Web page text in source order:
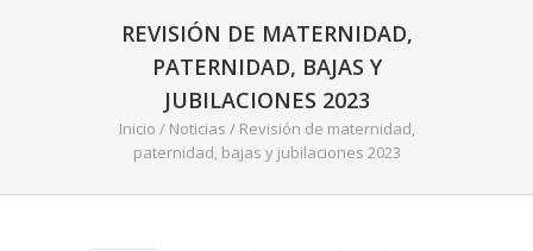
REVISIÓN DE MATERNIDAD,
PATERNIDAD, BAJAS Y
JUBILACIONES 2023
Inicio / Noticias / Revisión de maternidad,
paternidad, bajas y jubilaciones 2023